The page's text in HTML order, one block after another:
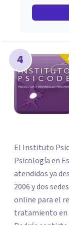
4
El Instituto
Psicología en
atendidos ya
2006 y dos
online para el resto
tratamiento en